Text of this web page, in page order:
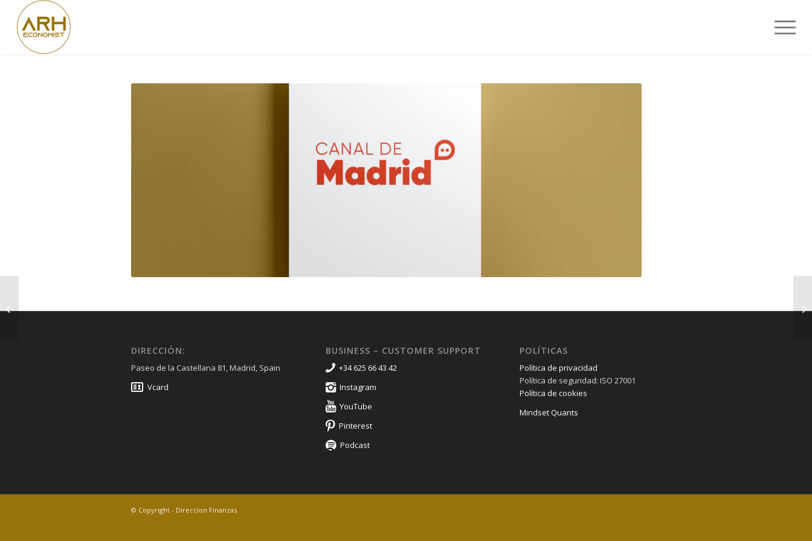
DIRECCIÓN:
Paseo de la Castellana 81, Madrid, Spain
Vcard
BUSINESS – CUSTOMER SUPPORT
+34 625 66 43 42
Instagram
YouTube
Pinterest
Podcast
POLÍTICAS
Política de privacidad
Política de seguridad: ISO 27001
Política de cookies
Mindset Quants
© Copyright - Direccion Finanzas
Dic22